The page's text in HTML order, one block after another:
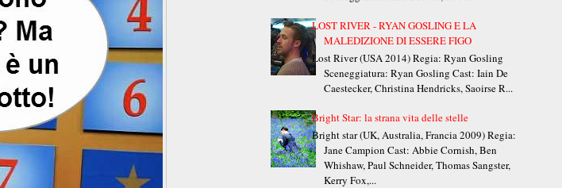
LOST RIVER - RYAN GOSLING E LA
MALEDIZIONE DI ESSERE FIGO
Lost River (USA 2014) Regia: Ryan Gosling
Sceneggiatura: Ryan Gosling Cast: Iain De
Caestecker, Christina Hendricks, Saoirse R...
Bright Star: la strana vita delle stelle
Bright star (UK, Australia, Francia 2009) Regia:
Jane Campion Cast: Abbie Cornish, Ben
Whishaw, Paul Schneider, Thomas Sangster,
Kerry Fox,...